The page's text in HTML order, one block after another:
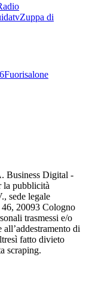
Zuppa di
Fuorisalone
Business Digital -
la pubblicità
sede legale
20093 Cologno
trasmessi e/o
di
fatto divieto
scraping.